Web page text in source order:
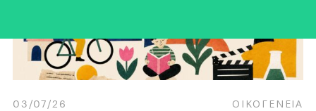
03/07/26 ΟΙΚΟΓΕΝΕΙΑ